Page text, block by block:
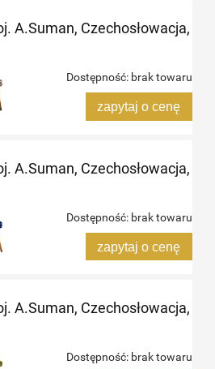
A.Suman, Czechosłowacja,
Dostępność: brak towaru
zapytaj o cenę
A.Suman, Czechosłowacja,
Dostępność: brak towaru
zapytaj o cenę
A.Suman, Czechosłowacja,
Dostępność: brak towaru